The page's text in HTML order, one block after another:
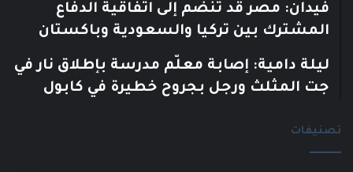
فيدان: مصر قد تنضم إلى اتفاقية الدفاع
المشترك بين تركيا والسعودية وباكستان
ليلة دامية: إصابة معلّم مدرسة بإطلاق نار في
جت المثلث ورجل بجروح خطيرة في كابول
تصنيفات